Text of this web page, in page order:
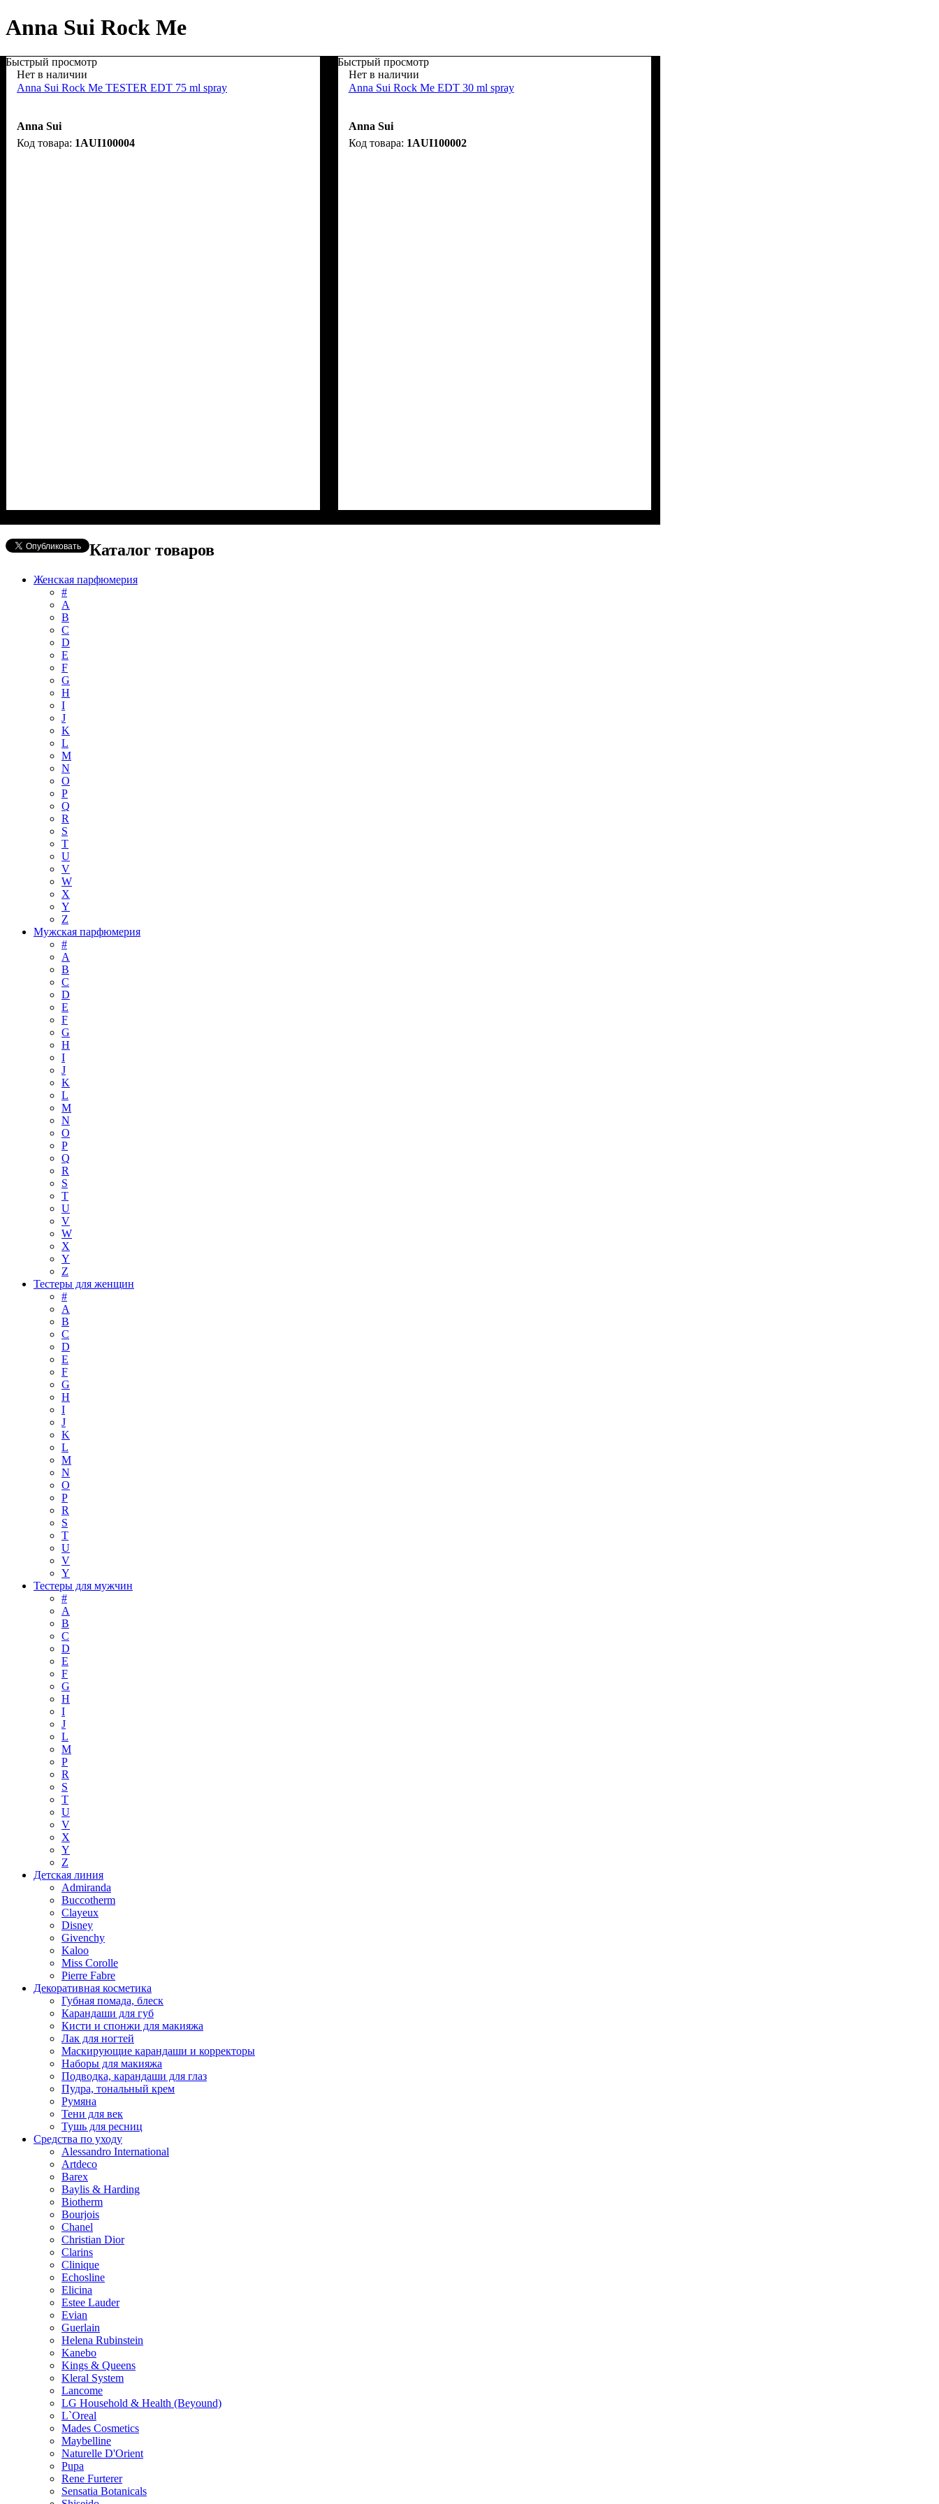
Anna Sui Rock Me
Быстрый просмотр
Нет в наличии
Anna Sui Rock Me TESTER EDT 75 ml spray
Anna Sui
1AUI100004
Быстрый просмотр
Нет в наличии
Anna Sui Rock Me EDT 30 ml spray
Anna Sui
1AUI100002
Каталог товаров
Женская парфюмерия
#
А
B
C
D
E
F
G
H
I
J
K
L
M
N
O
P
Q
R
S
T
U
V
W
X
Y
Z
Мужская парфюмерия
#
A
B
C
D
E
F
G
H
I
J
K
L
M
N
O
P
Q
R
S
T
U
V
W
X
Y
Z
Тестеры для женщин
#
A
B
C
D
E
F
G
H
I
J
K
L
M
N
O
P
R
S
T
U
V
Y
Тестеры для мужчин
#
A
B
C
D
E
F
G
H
I
J
L
M
P
R
S
T
U
V
X
Y
Z
Детская линия
Admiranda
Buccotherm
Clayeux
Disney
Givenchy
Kaloo
Miss Corolle
Pierre Fabre
Декоративная косметика
Губная помада, блеск
Карандаши для губ
Кисти и спонжи для макияжа
Лак для ногтей
Маскирующие карандаши и корректоры
Наборы для макияжа
Подводка, карандаши для глаз
Пудра, тональный крем
Румяна
Тени для век
Тушь для ресниц
Средства по уходу
Alessandro International
Artdeco
Barex
Baylis & Harding
Biotherm
Bourjois
Chanel
Christian Dior
Clarins
Clinique
Echosline
Elicina
Estee Lauder
Evian
Guerlain
Helena Rubinstein
Kanebo
Kings & Queens
Kleral System
Lancome
LG Household & Health (Beyound)
L`Oreal
Mades Cosmetics
Maybelline
Naturelle D'Orient
Pupa
Rene Furterer
Sensatia Botanicals